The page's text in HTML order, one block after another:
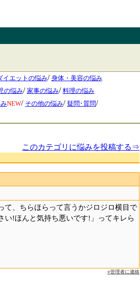
イエットの悩み/ 身体・美容の悩み
の悩み/ 家事の悩み/ 料理の悩み
NEW/ その他の悩み/ 疑問･質問/
このカテゴリに悩みを投稿する⇒
て、ちらほらって言うかジロジロ横目で
い!ほんと気持ち悪いです!」ってキレら
○管理者に連絡